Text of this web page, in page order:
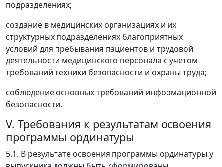
подразделениях;
создание в медицинских организациях и их
структурных подразделениях благоприятных
условий для пребывания пациентов и трудовой
деятельности медицинского персонала с учетом
требований техники безопасности и охраны труда;
соблюдение основных требований информационной
безопасности.
V. Требования к результатам освоения
программы ординатуры
5.1. В результате освоения программы ординатуры у